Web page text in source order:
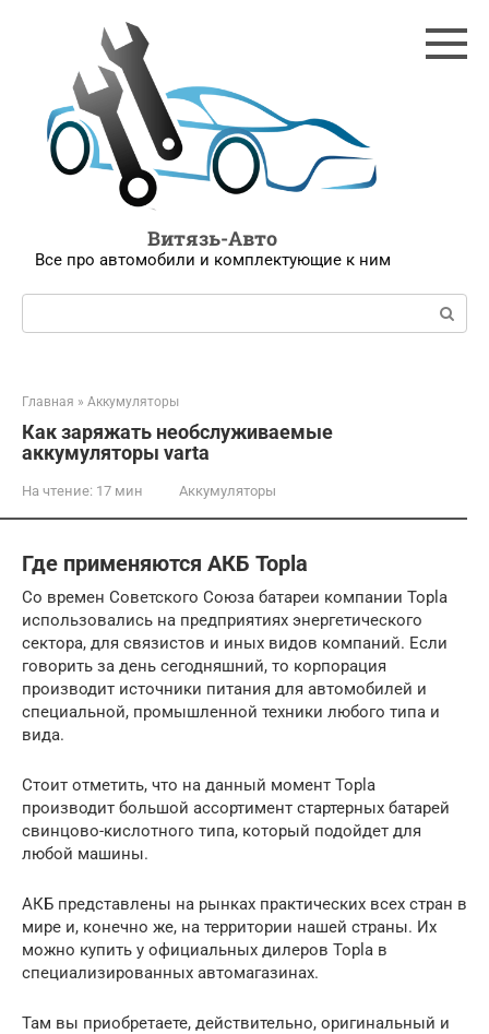
Витязь-Авто
Все про автомобили и комплектующие к ним
Поиск:
Главная » Аккумуляторы
Как заряжать необслуживаемые
аккумуляторы varta
На чтение: 17 мин Аккумуляторы
Где применяются АКБ Topla
Со времен Советского Союза батареи компании Topla
использовались на предприятиях энергетического
сектора, для связистов и иных видов компаний. Если
говорить за день сегодняшний, то корпорация
производит источники питания для автомобилей и
специальной, промышленной техники любого типа и
вида.
Стоит отметить, что на данный момент Topla
производит большой ассортимент стартерных батарей
свинцово-кислотного типа, который подойдет для
любой машины.
АКБ представлены на рынках практических всех стран в
мире и, конечно же, на территории нашей страны. Их
можно купить у официальных дилеров Topla в
специализированных автомагазинах.
Там вы приобретаете, действительно, оригинальный и